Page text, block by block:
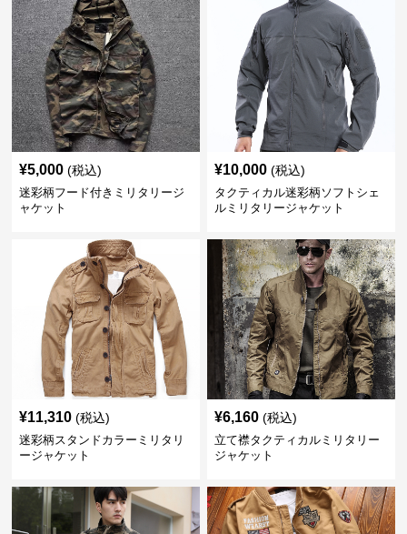
¥5,000 (税込)
迷彩柄フード付きミリタリージ
ャケット
¥10,000 (税込)
タクティカル迷彩柄ソフトシェ
ルミリタリージャケット
¥11,310 (税込)
迷彩柄スタンドカラーミリタリ
ージャケット
¥6,160 (税込)
立て襟タクティカルミリタリー
ジャケット